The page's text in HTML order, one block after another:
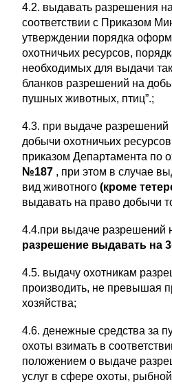
4.2. выдавать разрешения
соответствии с Приказом
утверждении порядка
охотничьих ресурсов,
необходимых для выдачи
бланков разрешений на
пушных животных, птиц”.;
4.3. при выдаче разрешений
добычи охотничьих
приказом Департамента по
№187 , при этом в случае
вид животного (кроме
выдавать на право добычи
4.4.при выдаче разрешений
разрешение выдавать на
4.5. выдачу охотникам
производить, не превышая
хозяйства;
4.6. денежные средства за
охоты взимать в
положением о выдаче
услуг в сфере охоты,